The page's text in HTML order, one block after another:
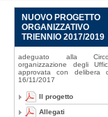
NUOVO PROGETTO
ORGANIZZATIVO
TRIENNIO 2017/2019
adeguato alla
organizzazione degli
approvata con delibera
16/11/2017
Il progetto
Allegati